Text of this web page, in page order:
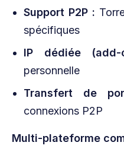
Support P2P :
spécifiques
IP dédiée
personnelle
Transfert de
connexions P2P
Multi-plateforme